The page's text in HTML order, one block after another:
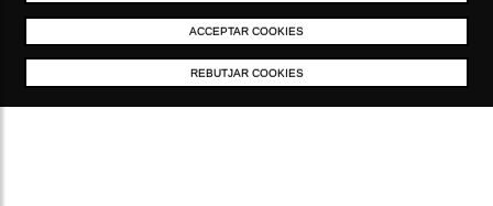
ACCEPTAR COOKIES
REBUTJAR COOKIES
ENVIAMENTS GRATUÏTS A PARTIR DE 50 €PAGAMENT SEGUR